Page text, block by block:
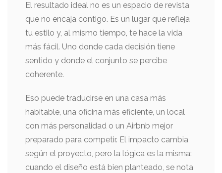
El resultado ideal no es un espacio de revista
que no encaja contigo. Es un lugar que refleja
tu estilo y, al mismo tiempo, te hace la vida
más fácil. Uno donde cada decisión tiene
sentido y donde el conjunto se percibe
coherente.
Eso puede traducirse en una casa más
habitable, una oficina más eficiente, un local
con más personalidad o un Airbnb mejor
preparado para competir. El impacto cambia
según el proyecto, pero la lógica es la misma:
cuando el diseño está bien planteado, se nota